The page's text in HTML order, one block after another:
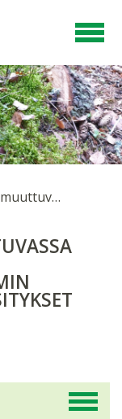
Metsien terveys muuttuvassa ilmastossa – Metsäpolitiikkafoorumin sidosryhmäpaneelin esitykset 4.11.2020